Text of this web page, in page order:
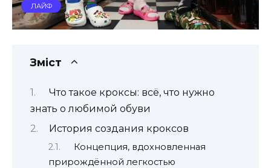
ЛАЙФ
Зміст
Что такое кроксы: всё, что нужно
знать о любимой обуви
История создания кроксов
Концепция, вдохновленная
прирождённой легкостью